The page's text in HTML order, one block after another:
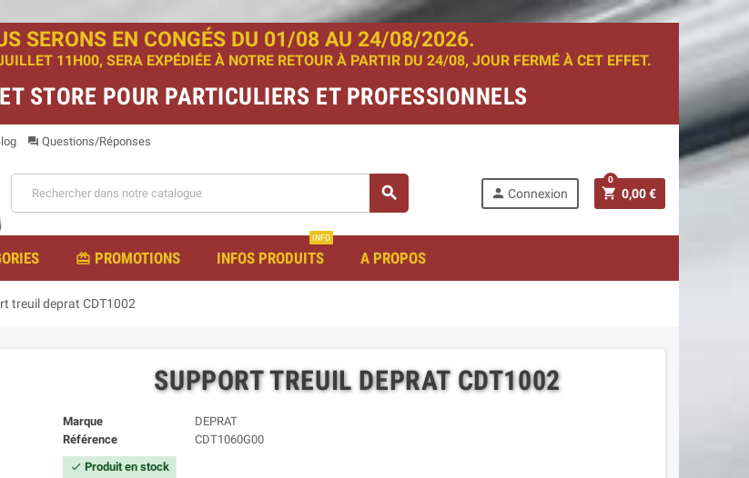
SERONS EN CONGÉS DU 01/08 AU 24/08/2026.
11H00, SERA EXPÉDIÉE À NOTRE RETOUR À PARTIR DU 24/08, JOUR FERMÉ À CET EFFET.
STORE POUR PARTICULIERS ET PROFESSIONNELS
question_answer Questions/Réponses
search person Connexion shopping_cart 0,00 €
0
redeem PROMOTIONS INFOS PRODUITS
INFO
A PROPOS
treuil deprat CDT1002
SUPPORT TREUIL DEPRAT CDT1002
Marque
DEPRAT
Référence
CDT1060G00
check Produit en stock